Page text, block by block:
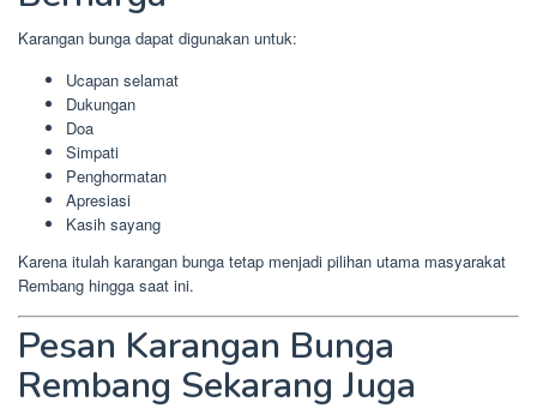
Karangan bunga dapat digunakan untuk:
Ucapan selamat
Dukungan
Doa
Simpati
Penghormatan
Apresiasi
Kasih sayang
Karena itulah karangan bunga tetap menjadi pilihan utama masyarakat
Rembang hingga saat ini.
Pesan Karangan Bunga
Rembang Sekarang Juga